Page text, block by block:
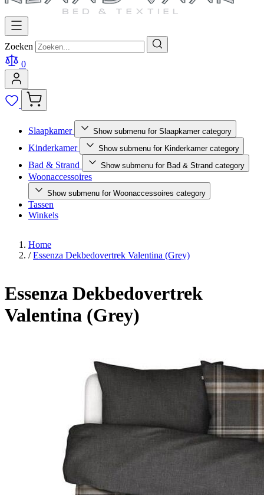
Zoeken
0
Slaapkamer Show submenu for Slaapkamer category
Kinderkamer Show submenu for Kinderkamer category
Bad & Strand Show submenu for Bad & Strand category
Woonaccessoires
Show submenu for Woonaccessoires category
Tassen
Winkels
Home
/ Essenza Dekbedovertrek Valentina (Grey)
Essenza Dekbedovertrek
Valentina (Grey)